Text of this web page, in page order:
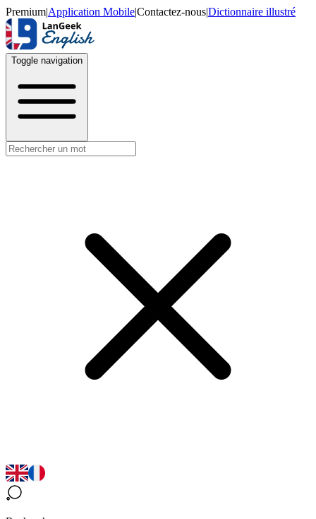
Premium|Application Mobile|Contactez-nous|Dictionnaire illustré
Toggle navigation